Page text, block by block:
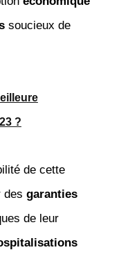
soucieux de
?
de cette
des garanties
de leur